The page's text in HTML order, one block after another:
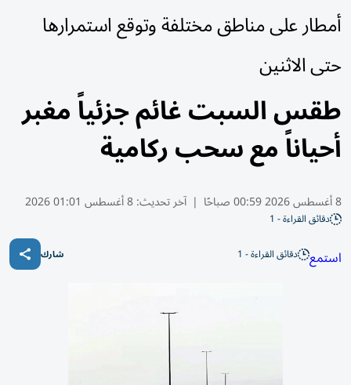
أمطار على مناطق مختلفة وتوقع استمرارها
حتى الاثنين
طقس السبت غائم جزئياً مغبر
أحياناً مع سحب ركامية
8 أغسطس 2026 00:59 صباحًا | آخر تحديث:8 أغسطس 01:01 2026
دقائق القراءة - 1
استمع دقائق القراءة - 1 شارك